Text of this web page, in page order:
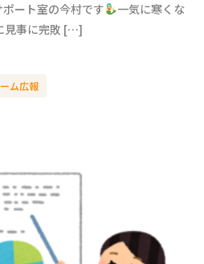
ート室の今村です
一気に寒くな
見事に完敗 […]
ム広報